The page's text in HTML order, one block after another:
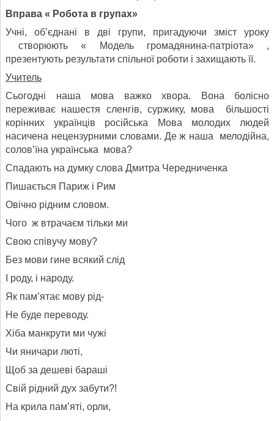
Вправа « Робота в групах»
Учні, об’єднані в дві групи, пригадуючи зміст уроку
створюють « Модель громадянина-патріота» ,
презентують результати спільної роботи і захищають її.
Учитель
Сьогодні наша мова важко хвора. Вона болісно
переживає нашестя сленгів, суржику, мова більшості
корінних українців російська Мова молодих людей
насичена нецензурними словами. Де ж наша мелодійна,
солов’їна українська мова?
Спадають на думку слова Дмитра Чередниченка
Пишається Париж і Рим
Овічно рідним словом.
Чого ж втрачаєм тільки ми
Свою співучу мову?
Без мови гине всякий слід
І роду, і народу.
Як пам’ятає мову рід-
Не буде переводу.
Хіба манкрути ми чужі
Чи яничари люті,
Щоб за дешеві бараші
Свій рідний дух забути?!
На крила пам’яті, орли,